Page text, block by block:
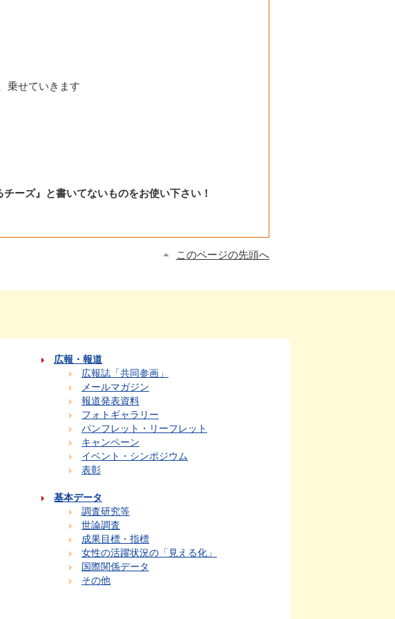
乗せていきます
ーズ』と書いてないものをお使い下さい！
このページの先頭へ